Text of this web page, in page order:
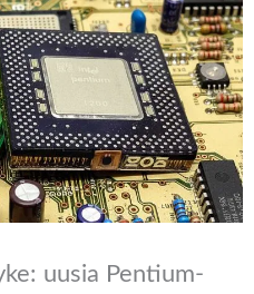
uusia Pentium-